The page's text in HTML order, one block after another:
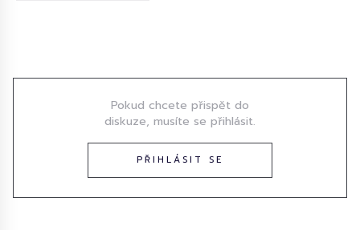
Pokud chcete přispět do
diskuze, musíte se přihlásit.
PŘIHLÁSIT SE